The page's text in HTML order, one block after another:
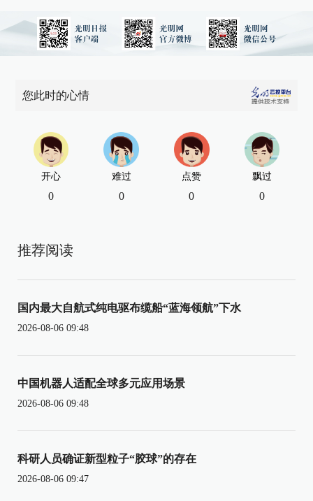
您此时的心情
开心
0
难过
0
点赞
0
飘过
0
推荐阅读
国内最大自航式纯电驱布缆船“蓝海领航”下水
2026-08-06 09:48
中国机器人适配全球多元应用场景
2026-08-06 09:48
科研人员确证新型粒子“胶球”的存在
2026-08-06 09:47